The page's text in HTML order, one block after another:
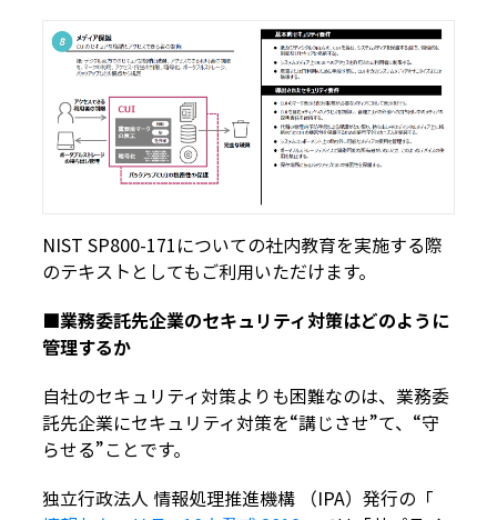
NIST SP800-171についての社内教育を実施する際
のテキストとしてもご利用いただけます。
■業務委託先企業のセキュリティ対策はどのように
管理するか
自社のセキュリティ対策よりも困難なのは、業務委
託先企業にセキュリティ対策を“講じさせ”て、“守
らせる”ことです。
独立行政法人 情報処理推進機構 （IPA）発行の「